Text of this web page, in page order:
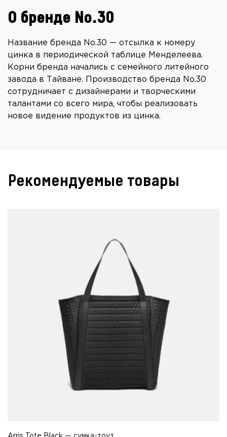
О бренде No.30
Название бренда No.30 — отсылка к номеру
цинка в периодической таблице Менделеева.
Корни бренда начались с семейного литейного
завода в Тайване. Производство бренда No.30
сотрудничает с дизайнерами и творческими
талантами со всего мира, чтобы реализовать
новое видение продуктов из цинка.
Рекомендуемые товары